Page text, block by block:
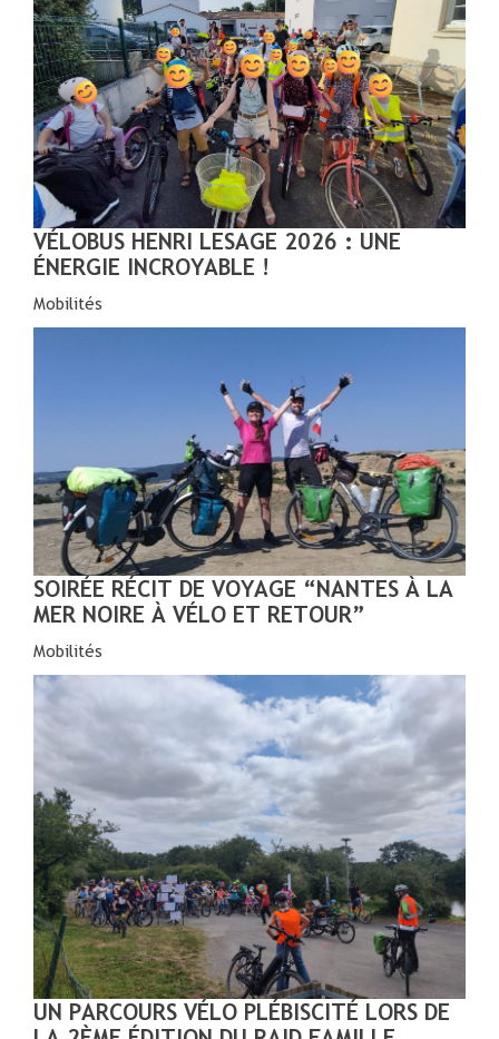
VÉLOBUS HENRI LESAGE 2026 : UNE
ÉNERGIE INCROYABLE !
Mobilités
SOIRÉE RÉCIT DE VOYAGE “NANTES À LA
MER NOIRE À VÉLO ET RETOUR”
Mobilités
UN PARCOURS VÉLO PLÉBISCITÉ LORS DE